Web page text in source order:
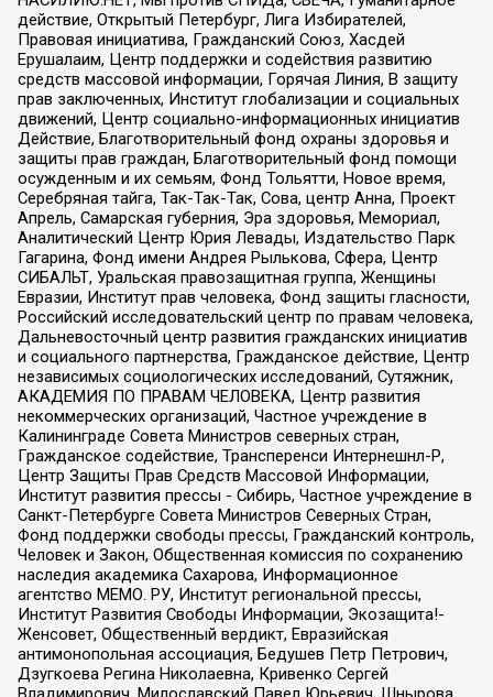
действие, Открытый Петербург, Лига Избирателей,
Правовая инициатива, Гражданский Союз, Хасдей
Ерушалаим, Центр поддержки и содействия развитию
средств массовой информации, Горячая Линия, В защиту
прав заключенных, Институт глобализации и социальных
движений, Центр социально-информационных инициатив
Действие, Благотворительный фонд охраны здоровья и
защиты прав граждан, Благотворительный фонд помощи
осужденным и их семьям, Фонд Тольятти, Новое время,
Серебряная тайга, Так-Так-Так, Сова, центр Анна, Проект
Апрель, Самарская губерния, Эра здоровья, Мемориал,
Аналитический Центр Юрия Левады, Издательство Парк
Гагарина, Фонд имени Андрея Рылькова, Сфера, Центр
СИБАЛЬТ, Уральская правозащитная группа, Женщины
Евразии, Институт прав человека, Фонд защиты гласности,
Российский исследовательский центр по правам человека,
Дальневосточный центр развития гражданских инициатив
и социального партнерства, Гражданское действие, Центр
независимых социологических исследований, Сутяжник,
АКАДЕМИЯ ПО ПРАВАМ ЧЕЛОВЕКА, Центр развития
некоммерческих организаций, Частное учреждение в
Калининграде Совета Министров северных стран,
Гражданское содействие, Трансперенси Интернешнл-Р,
Центр Защиты Прав Средств Массовой Информации,
Институт развития прессы - Сибирь, Частное учреждение в
Санкт-Петербурге Совета Министров Северных Стран,
Фонд поддержки свободы прессы, Гражданский контроль,
Человек и Закон, Общественная комиссия по сохранению
наследия академика Сахарова, Информационное
агентство МЕМО. РУ, Институт региональной прессы,
Институт Развития Свободы Информации, Экозащита!-
Женсовет, Общественный вердикт, Евразийская
антимонопольная ассоциация, Бедушев Петр Петрович,
Дзугкоева Регина Николаевна, Кривенко Сергей